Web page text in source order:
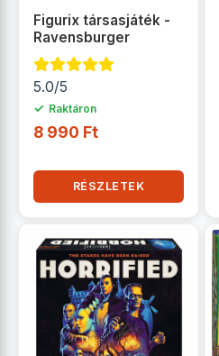
Figurix társasjáték -
Ravensburger
5.0/5
✓ Raktáron
8 990 Ft
RÉSZLETEK